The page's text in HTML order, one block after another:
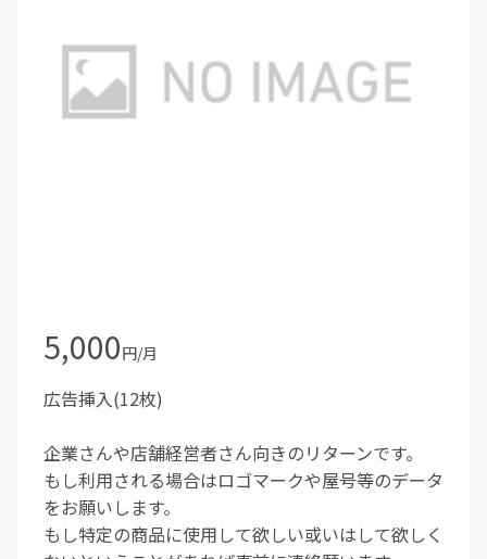
5,000円/月
広告挿入(12枚)
企業さんや店舗経営者さん向きのリターンです。
もし利用される場合はロゴマークや屋号等のデータ
をお願いします。
もし特定の商品に使用して欲しい或いはして欲しく